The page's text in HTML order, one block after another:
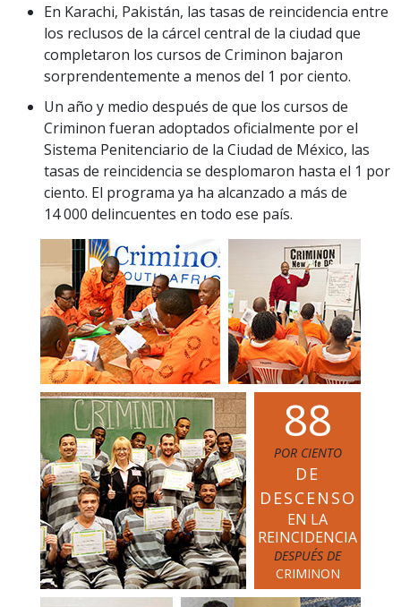
En Karachi, Pakistán, las tasas de reincidencia entre
los reclusos de la cárcel central de la ciudad que
completaron los cursos de Criminon bajaron
sorprendentemente a menos del 1 por ciento.
Un año y medio después de que los cursos de
Criminon fueran adoptados oficialmente por el
Sistema Penitenciario de la Ciudad de México, las
tasas de reincidencia se desplomaron hasta el 1 por
ciento. El programa ya ha alcanzado a más de
14 000 delincuentes en todo ese país.
88
POR CIENTO
DE
DESCENSO
EN LA
REINCIDENCIA
DESPUÉS DE
CRIMINON